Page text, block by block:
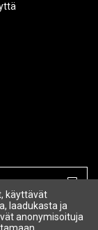
käyttävät
laadukasta ja
anonymisoituja